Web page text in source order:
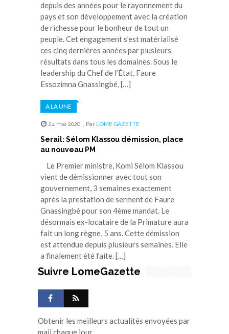
depuis des années pour le rayonnement du
pays et son développement avec la création
de richesse pour le bonheur de tout un
peuple. Cet engagement s’est matérialisé
ces cinq dernières années par plusieurs
résultats dans tous les domaines. Sous le
leadership du Chef de l’État, Faure
Essozimna Gnassingbé, […]
A LA UNE
24 mai 2020 , Par LOME GAZETTE
Serail: Sélom Klassou démission, place
au nouveau PM
Le Premier ministre, Komi Sélom Klassou
vient de démissionner avec tout son
gouvernement, 3 semaines exactement
après la prestation de serment de Faure
Gnassingbé pour son 4ème mandat. Le
désormais ex-locataire de la Primature aura
fait un long règne, 5 ans. Cette démission
est attendue depuis plusieurs semaines. Elle
a finalement été faite. […]
Suivre LomeGazette
Obtenir les meilleurs actualités envoyées par
mail chaque jour.